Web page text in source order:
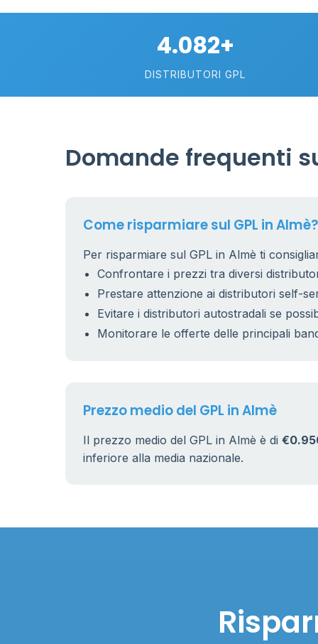
4.082+
DISTRIBUTORI GPL
Domande frequenti
Come risparmiare sul GPL in Almè?
Per risparmiare sul GPL in Almè ti
Confrontare i prezzi tra diversi
Prestare attenzione ai distributori self-
Evitare i distributori autostradali se
Monitorare le offerte delle principali
Prezzo medio del GPL in Almè
Il prezzo medio del GPL in Almè è di
inferiore alla media nazionale.